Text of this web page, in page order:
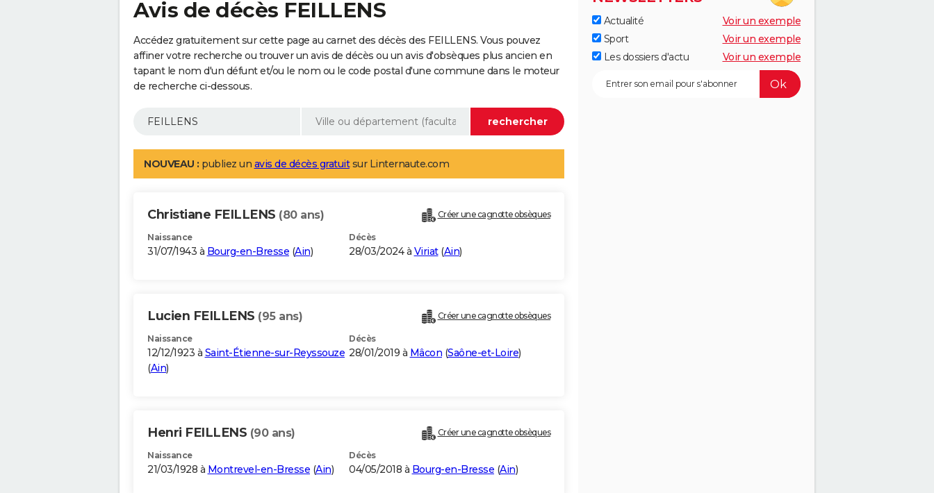
Avis de décès FEILLENS
Accédez gratuitement sur cette page au carnet des décès des FEILLENS. Vous pouvez
affiner votre recherche ou trouver un avis de décès ou un avis d'obsèques plus ancien en
tapant le nom d'un défunt et/ou le nom ou le code postal d'une commune dans le moteur
de recherche ci-dessous.
NOUVEAU : publiez un avis de décès gratuitsur Linternaute.com
Christiane FEILLENS (80 ans) Créer une cagnotte obsèques
Naissance
31/07/1943 à Bourg-en-Bresse (Ain)
Décès
28/03/2024 à Viriat(Ain)
Lucien FEILLENS (95 ans) Créer une cagnotte obsèques
Naissance
12/12/1923 à Saint-Étienne-sur-Reyssouze
(Ain)
Décès
28/01/2019 à Mâcon (Saône-et-Loire)
Henri FEILLENS (90 ans) Créer une cagnotte obsèques
Naissance
21/03/1928 à Montrevel-en-Bresse (Ain)
Décès
04/05/2018 à Bourg-en-Bresse (Ain)
Actualité
Voir un exemple
Sport
Voir un exemple
Les dossiers d'actu
Voir un exemple